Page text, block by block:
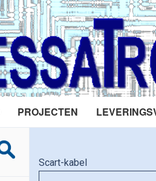
PROJECTEN
Scart-kabel